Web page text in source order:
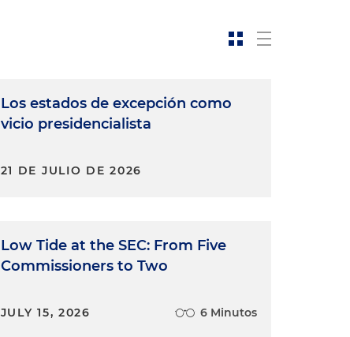
Los estados de excepción como
vicio presidencialista
21 DE JULIO DE 2026
Low Tide at the SEC: From Five
Commissioners to Two
JULY 15, 2026 6 Minutos